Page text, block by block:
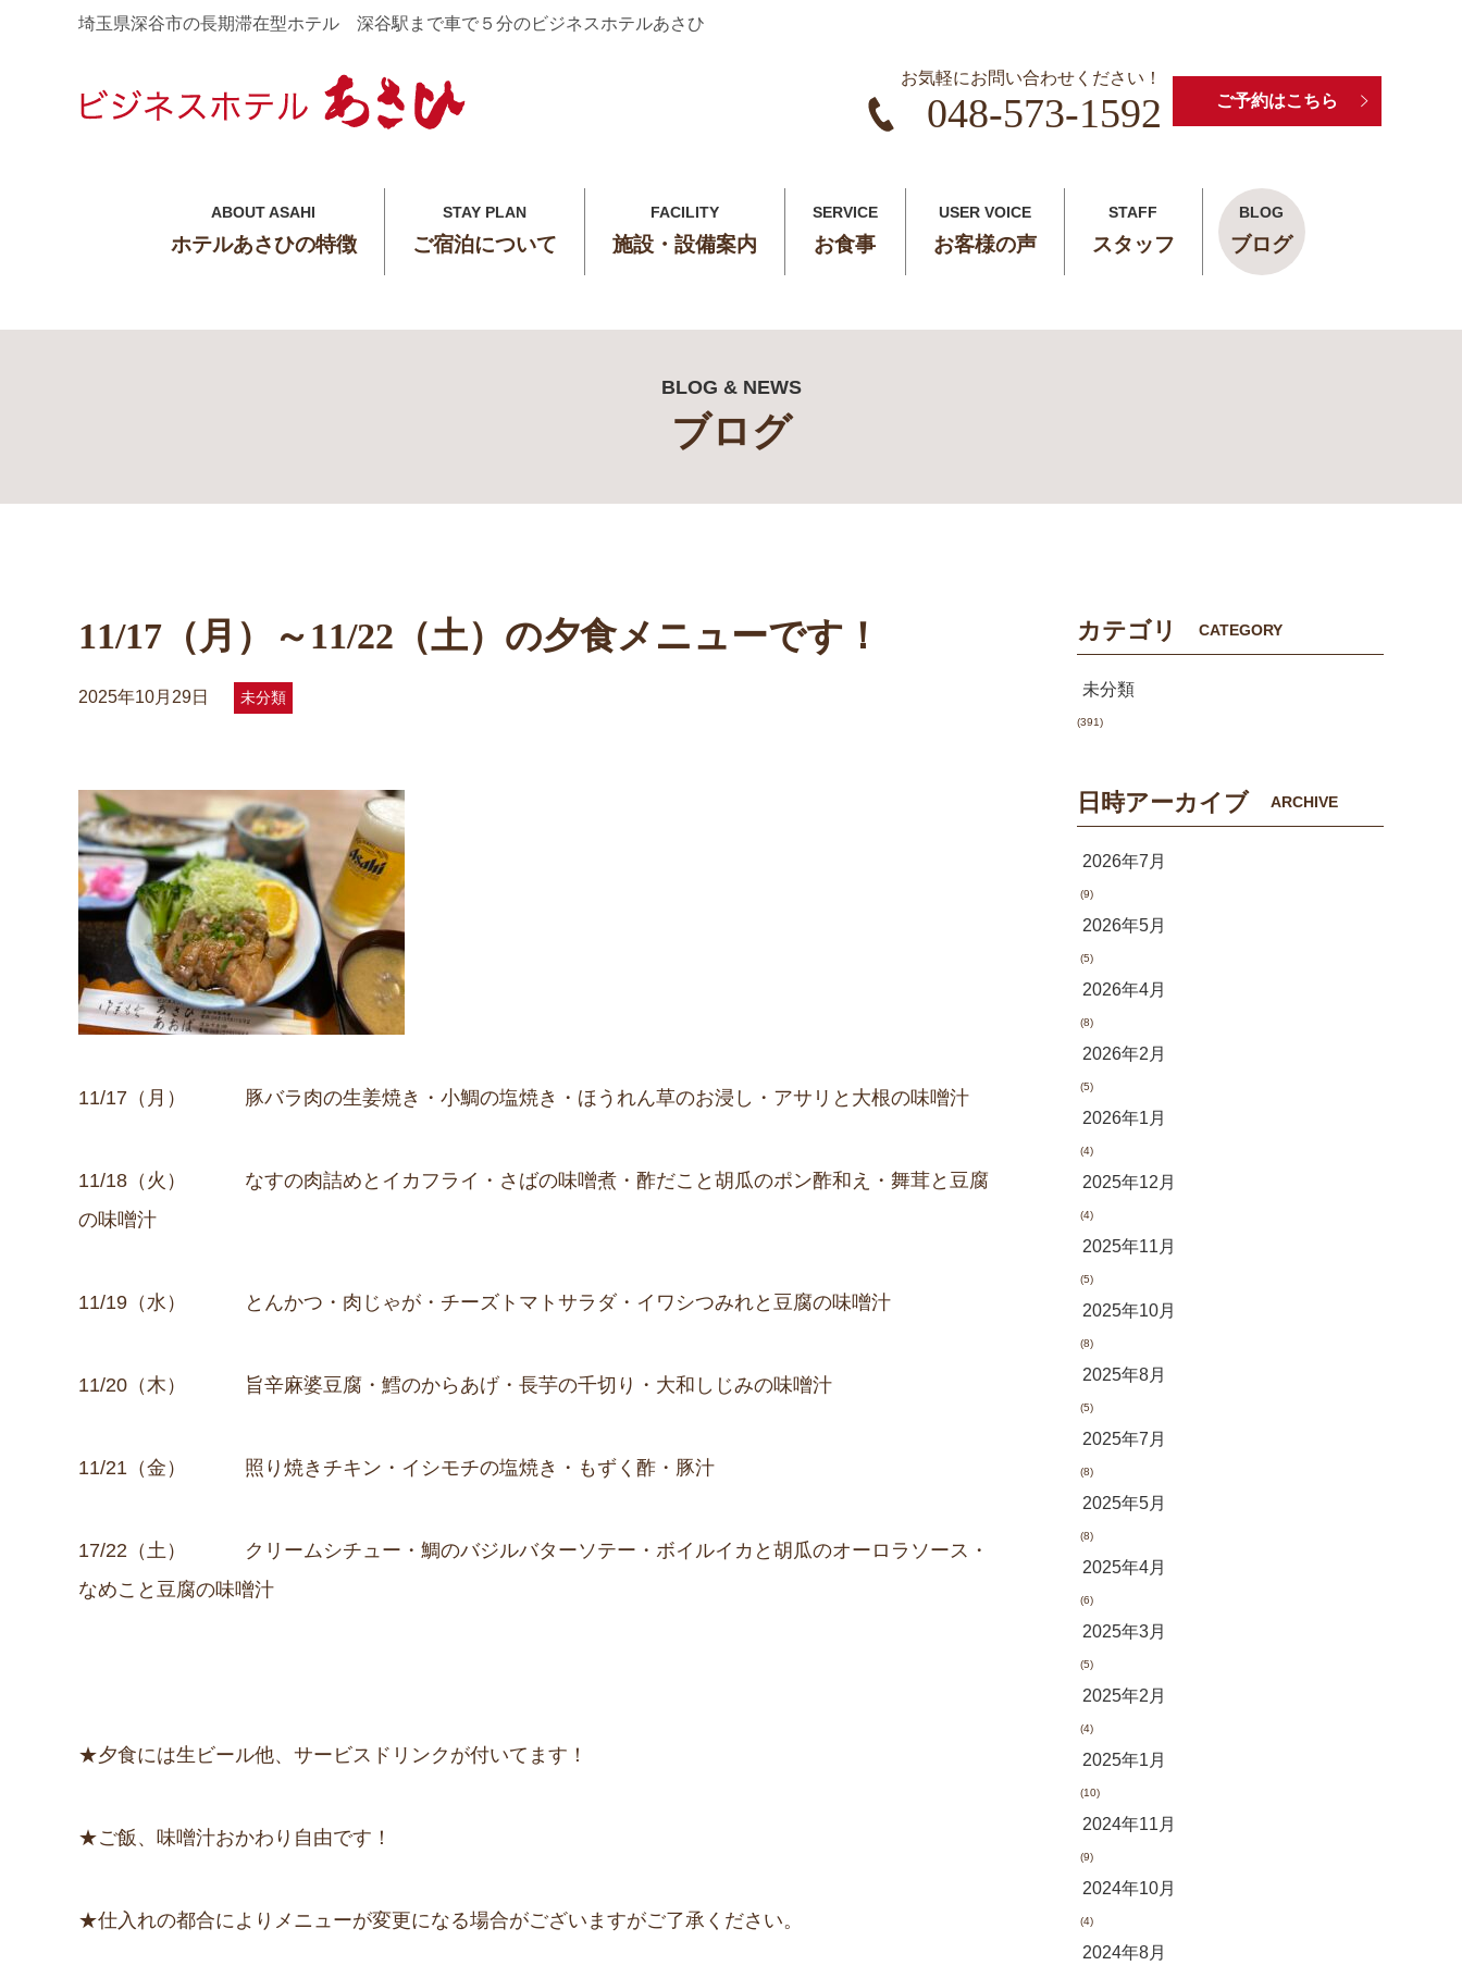
埼玉県深谷市の長期滞在型ホテル 深谷駅まで車で５分のビジネスホテルあさひ
お気軽にお問い合わせください！
048-573-1592 ご予約はこちら
ABOUT ASAHI
ホテルあさひの特徴
STAY PLAN
ご宿泊について
FACILITY
施設・設備案内
SERVICE
お食事
USER VOICE
お客様の声
STAFF
スタッフ
BLOG
ブログ
BLOG & NEWS
ブログ
11/17（月）～11/22（土）の夕食メニューです！
2025年10月29日 未分類
11/17（月） 豚バラ肉の生姜焼き・小鯛の塩焼き・ほうれん草のお浸し・アサリと大根の味噌汁
11/18（火） なすの肉詰めとイカフライ・さばの味噌煮・酢だこと胡瓜のポン酢和え・舞茸と豆腐
の味噌汁
11/19（水） とんかつ・肉じゃが・チーズトマトサラダ・イワシつみれと豆腐の味噌汁
11/20（木） 旨辛麻婆豆腐・鱈のからあげ・長芋の千切り・大和しじみの味噌汁
11/21（金） 照り焼きチキン・イシモチの塩焼き・もずく酢・豚汁
17/22（土） クリームシチュー・鯛のバジルバターソテー・ボイルイカと胡瓜のオーロラソース・
なめこと豆腐の味噌汁
★夕食には生ビール他、サービスドリンクが付いてます！
★ご飯、味噌汁おかわり自由です！
★仕入れの都合によりメニューが変更になる場合がございますがご了承ください。
カテゴリ CATEGORY
未分類
(391)
日時アーカイブ ARCHIVE
2026年7月
(9)
2026年5月
(5)
2026年4月
(8)
2026年2月
(5)
2026年1月
(4)
2025年12月
(4)
2025年11月
(5)
2025年10月
(8)
2025年8月
(5)
2025年7月
(8)
2025年5月
(8)
2025年4月
(6)
2025年3月
(5)
2025年2月
(4)
2025年1月
(10)
2024年11月
(9)
2024年10月
(4)
2024年8月